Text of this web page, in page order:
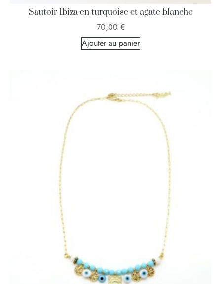
Sautoir Ibiza en turquoise et agate blanche
70,00 €
Ajouter au panier